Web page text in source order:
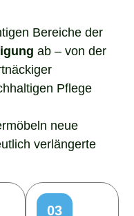
Bereiche der
ab – von der
Pflege
neue
verlängerte
03